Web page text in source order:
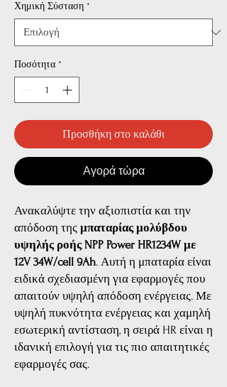
Χημική Σύσταση *
Ποσότητα *
Προσθήκη στο καλάθι
Αγορά τώρα
Ανακαλύψτε την αξιοπιστία και την
απόδοση της μπαταρίας μολύβδου
υψηλής ροής NPP Power HR1234W με
12V 34W/cell 9Ah. Αυτή η μπαταρία είναι
ειδικά σχεδιασμένη για εφαρμογές που
απαιτούν υψηλή απόδοση ενέργειας. Με
υψηλή πυκνότητα ενέργειας και χαμηλή
εσωτερική αντίσταση, η σειρά HR είναι η
ιδανική επιλογή για τις πιο απαιτητικές
εφαρμογές σας.